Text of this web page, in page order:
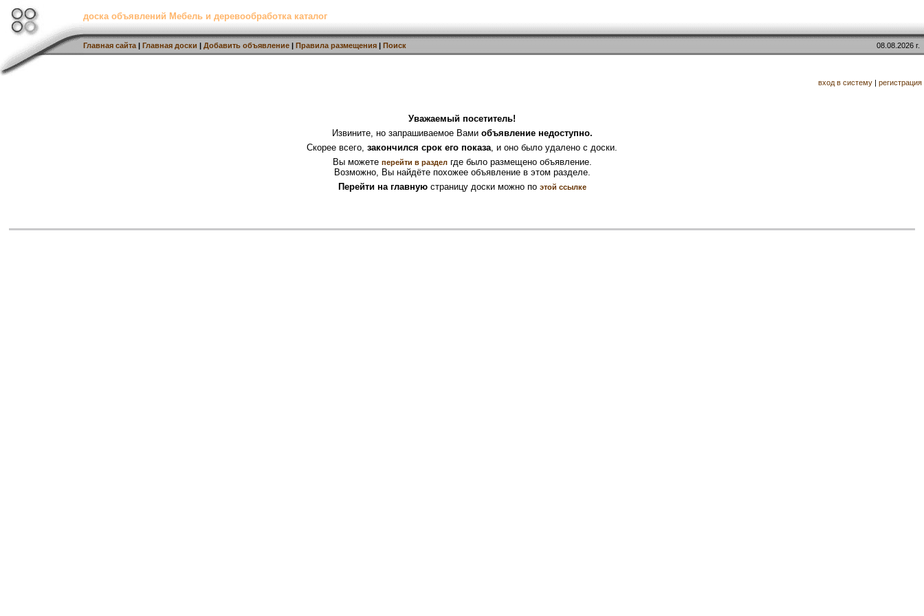
доска объявлений Мебель и деревообработка каталог
Главная сайта | Главная доски | Добавить объявление | Правила размещения | Поиск 08.08.2026 г.
вход в систему | регистрация
Уважаемый посетитель!
Извините, но запрашиваемое Вами объявление недоступно.
Скорее всего, закончился срок его показа, и оно было удалено с доски.
Вы можете перейти в разделгде было размещено объявление.
Возможно, Вы найдёте похожее объявление в этом разделе.
Перейти на главнуюстраницу доски можно по этой ссылке